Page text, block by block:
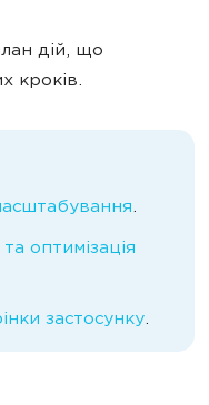
дій, що
кроків.
.
оптимізація
застосунку.